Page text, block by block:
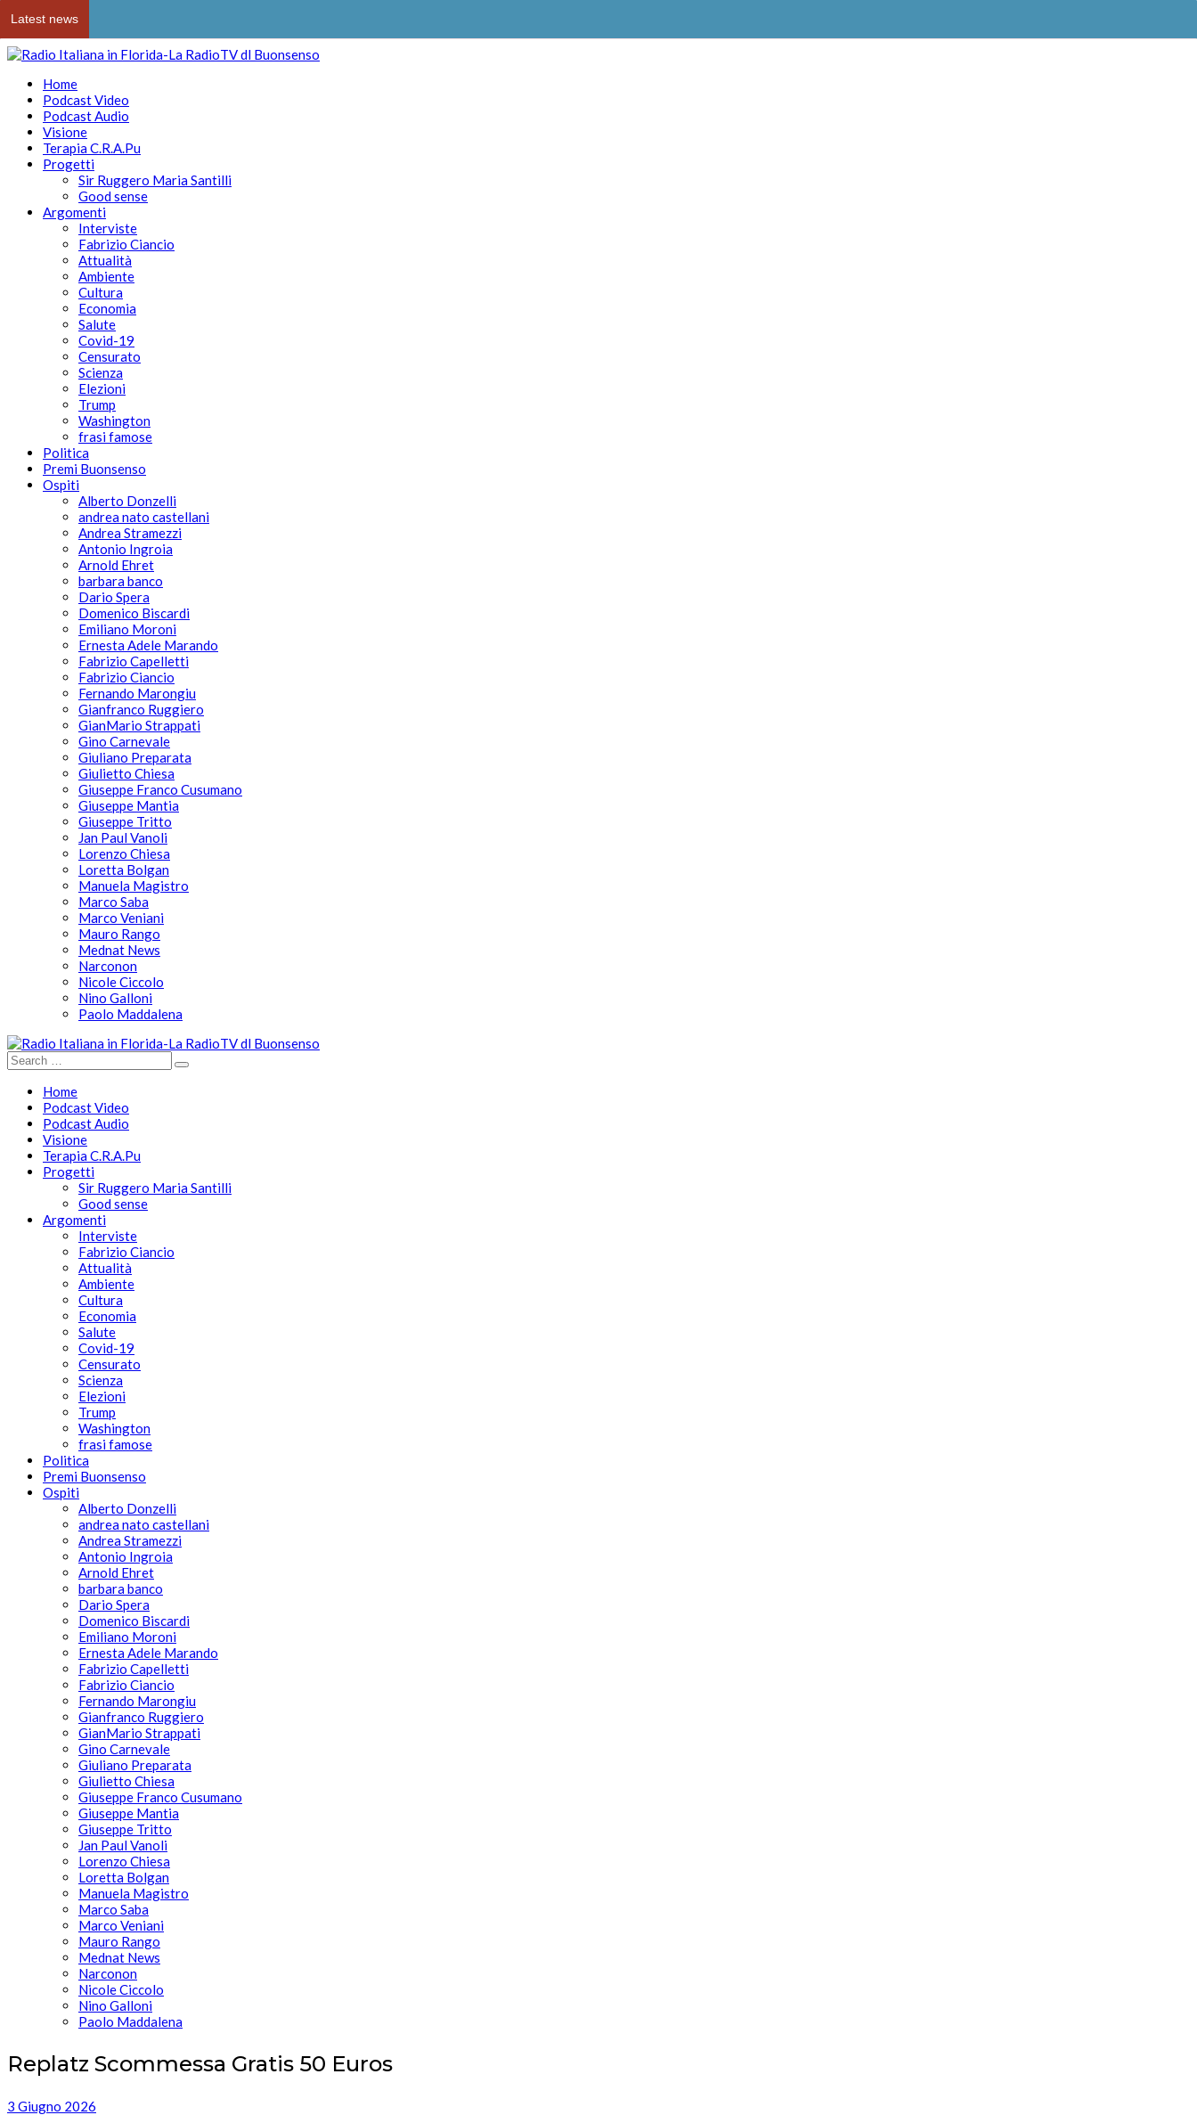
Latest news
Home
Podcast Video
Podcast Audio
Visione
Terapia C.R.A.Pu
Progetti
Sir Ruggero Maria Santilli
Good sense
Argomenti
Interviste
Fabrizio Ciancio
Attualità
Ambiente
Cultura
Economia
Salute
Covid-19
Censurato
Scienza
Elezioni
Trump
Washington
frasi famose
Politica
Premi Buonsenso
Ospiti
Alberto Donzelli
andrea nato castellani
Andrea Stramezzi
Antonio Ingroia
Arnold Ehret
barbara banco
Dario Spera
Domenico Biscardi
Emiliano Moroni
Ernesta Adele Marando
Fabrizio Capelletti
Fabrizio Ciancio
Fernando Marongiu
Gianfranco Ruggiero
GianMario Strappati
Gino Carnevale
Giuliano Preparata
Giulietto Chiesa
Giuseppe Franco Cusumano
Giuseppe Mantia
Giuseppe Tritto
Jan Paul Vanoli
Lorenzo Chiesa
Loretta Bolgan
Manuela Magistro
Marco Saba
Marco Veniani
Mauro Rango
Mednat News
Narconon
Nicole Ciccolo
Nino Galloni
Paolo Maddalena
Home
Podcast Video
Podcast Audio
Visione
Terapia C.R.A.Pu
Progetti
Sir Ruggero Maria Santilli
Good sense
Argomenti
Interviste
Fabrizio Ciancio
Attualità
Ambiente
Cultura
Economia
Salute
Covid-19
Censurato
Scienza
Elezioni
Trump
Washington
frasi famose
Politica
Premi Buonsenso
Ospiti
Alberto Donzelli
andrea nato castellani
Andrea Stramezzi
Antonio Ingroia
Arnold Ehret
barbara banco
Dario Spera
Domenico Biscardi
Emiliano Moroni
Ernesta Adele Marando
Fabrizio Capelletti
Fabrizio Ciancio
Fernando Marongiu
Gianfranco Ruggiero
GianMario Strappati
Gino Carnevale
Giuliano Preparata
Giulietto Chiesa
Giuseppe Franco Cusumano
Giuseppe Mantia
Giuseppe Tritto
Jan Paul Vanoli
Lorenzo Chiesa
Loretta Bolgan
Manuela Magistro
Marco Saba
Marco Veniani
Mauro Rango
Mednat News
Narconon
Nicole Ciccolo
Nino Galloni
Paolo Maddalena
Replatz Scommessa Gratis 50 Euros
3 Giugno 2026